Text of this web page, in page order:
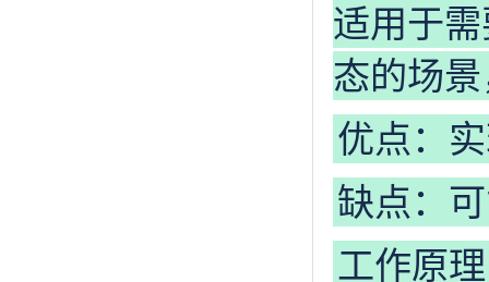
适用于
态的场
优点：
缺点：
工作原